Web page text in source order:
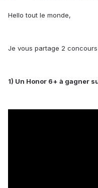
Hello tout le monde,
Je vous partage 2
1) Un Honor 6+ à gagner